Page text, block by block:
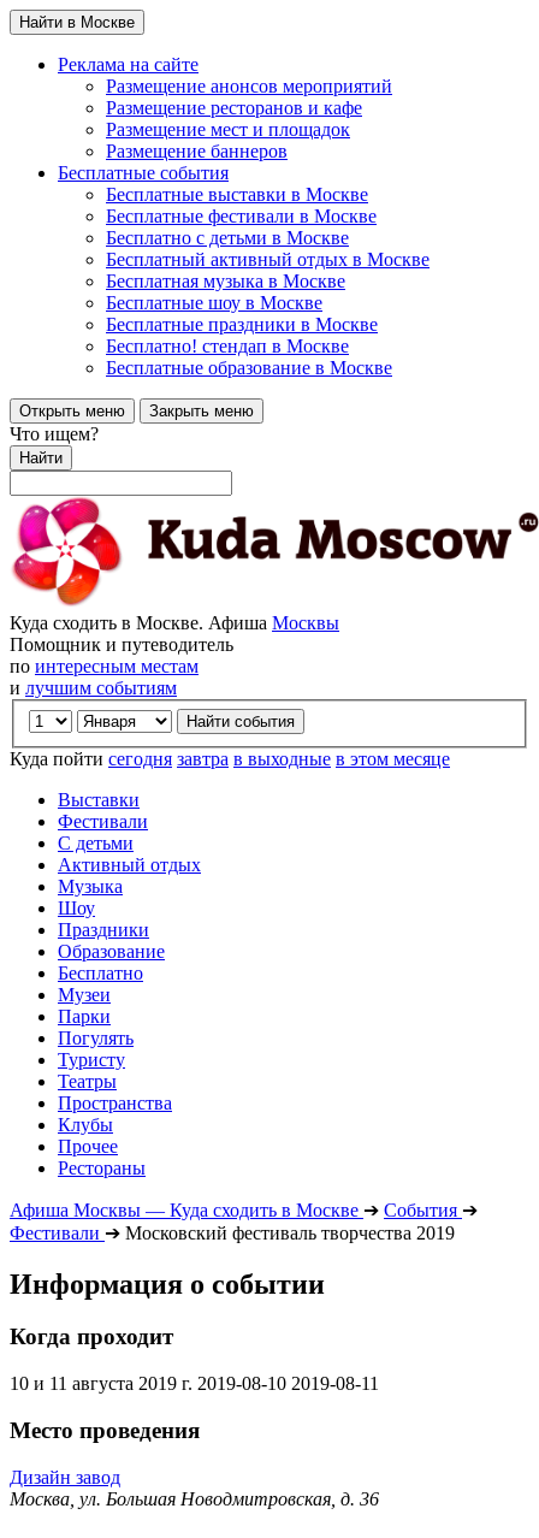
Найти в Москве
Реклама на сайте
Размещение анонсов мероприятий
Размещение ресторанов и кафе
Размещение мест и площадок
Размещение баннеров
Бесплатные события
Бесплатные выставки в Москве
Бесплатные фестивали в Москве
Бесплатно с детьми в Москве
Бесплатный активный отдых в Москве
Бесплатная музыка в Москве
Бесплатные шоу в Москве
Бесплатные праздники в Москве
Бесплатно! стендап в Москве
Бесплатные образование в Москве
Открыть меню Закрыть меню
Что ищем?
Найти
Куда сходить в Москве. Афиша Москвы
Помощник и путеводитель
по интересным местам
и лучшим событиям
Куда пойти сегодня завтра в выходные в этом месяце
Выставки
Фестивали
С детьми
Активный отдых
Музыка
Шоу
Праздники
Образование
Бесплатно
Музеи
Парки
Погулять
Туристу
Театры
Пространства
Клубы
Прочее
Рестораны
Афиша Москвы — Куда сходить в Москве ➔ События ➔
Фестивали ➔ Московский фестиваль творчества 2019
Информация о событии
Когда проходит
10 и 11 августа 2019 г. 2019-08-10 2019-08-11
Место проведения
Дизайн завод
Москва, ул. Большая Новодмитровская, д. 36